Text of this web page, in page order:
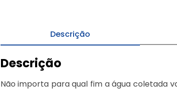
Descrição
Descrição
Não importa para qual fim a água coletada